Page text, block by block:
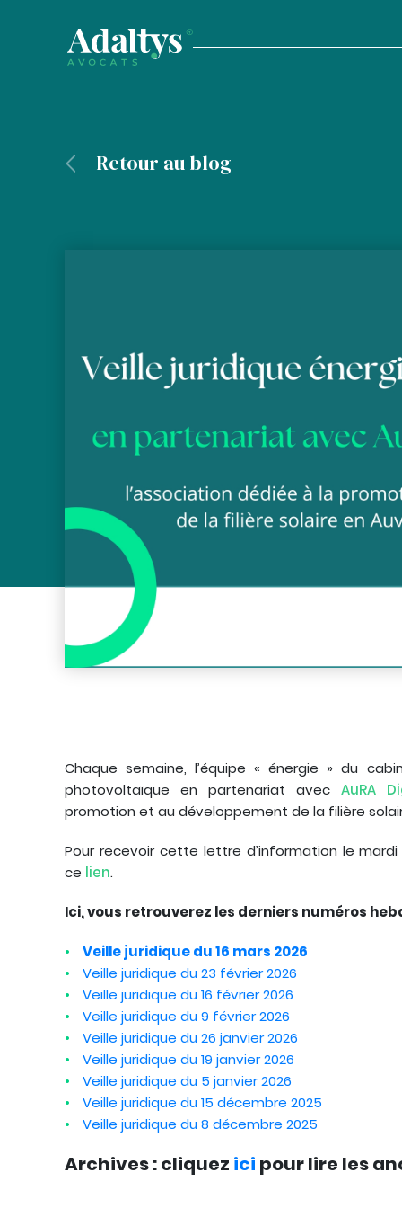
Retour au blog
Chaque semaine, l’équipe « énergie » du
photovoltaïque en partenariat avec AuRA
promotion et au développement de la filière
Pour recevoir cette lettre d’information le
ce lien.
Ici, vous retrouverez les derniers numéros
Veille juridique du 16 mars 2026
Veille juridique du 23 février 2026
Veille juridique du 16 février 2026
Veille juridique du 9 février 2026
Veille juridique du 26 janvier 2026
Veille juridique du 19 janvier 2026
Veille juridique du 5 janvier 2026
Veille juridique du 15 décembre 2025
Veille juridique du 8 décembre 2025
Archives : cliquez ici pour lire les